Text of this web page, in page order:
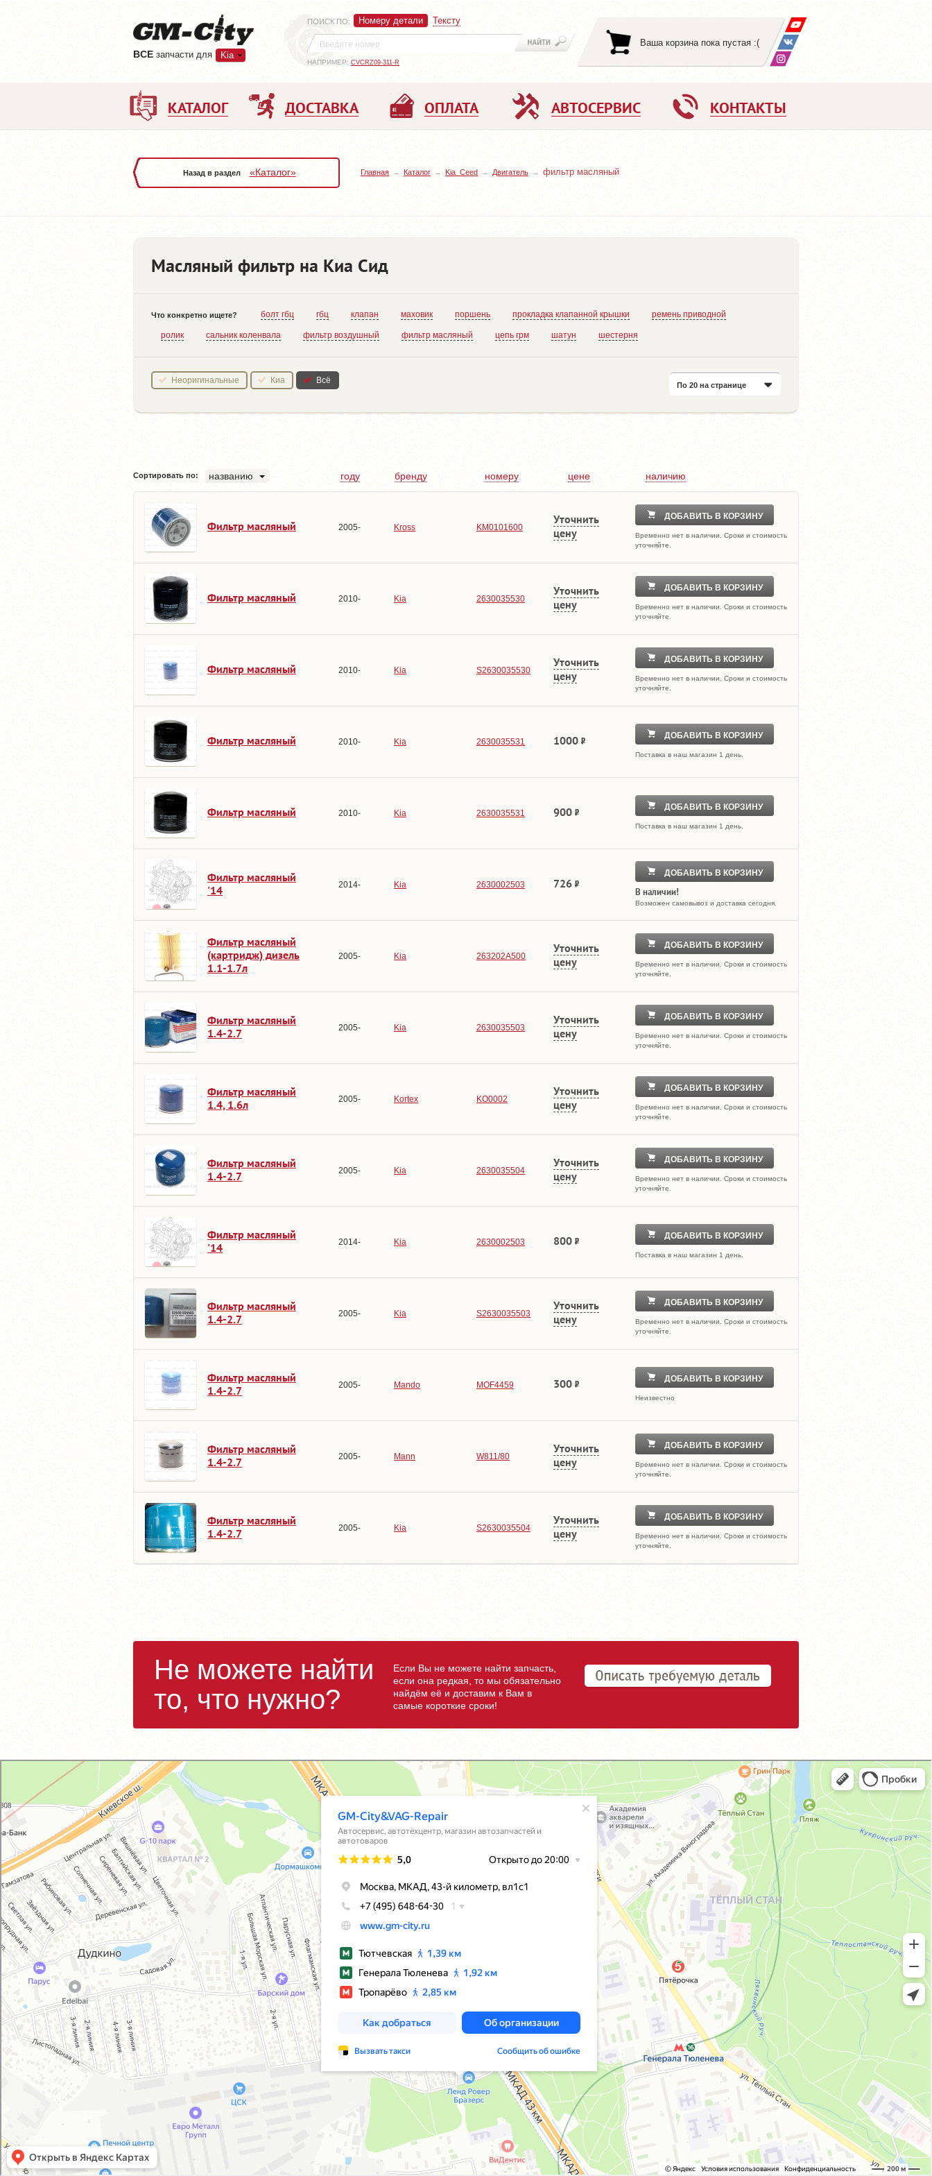
ВCE запчасти для Kia
ПОИСК ПО: Номеру детали Тексту
НАПРИМЕР: CVCRZ09-311-R
Ваша корзина пока пустая :(
КАТАЛОГ ДОСТАВКА ОПЛАТА АВТОСЕРВИС КОНТАКТЫ
Назад в раздел «Каталог» Главная Каталог Kia_Ceed Двигатель фильтр масляный
Масляный фильтр на Киа Сид
Что конкретно ищете? болт гбц гбц клапан маховик поршень прокладка клапанной крышки ремень приводной
ролик сальник коленвала фильтр воздушный фильтр масляный цепь грм шатун шестерня
Неоригинальные Киа Всё По 20 на странице
Сортировать по: названию году бренду номеру цене наличию
Фильтр масляный 2005- Kross KM0101600
Уточнить
цену
ДОБАВИТЬ В КОРЗИНУ
Временно нет в наличии. Сроки и стоимость
уточняйте.
Фильтр масляный 2010- Kia 2630035530
Уточнить
цену
ДОБАВИТЬ В КОРЗИНУ
Временно нет в наличии. Сроки и стоимость
уточняйте.
Фильтр масляный 2010- Kia S2630035530
Уточнить
цену
ДОБАВИТЬ В КОРЗИНУ
Временно нет в наличии. Сроки и стоимость
уточняйте.
Фильтр масляный 2010- Kia 2630035531 1000 ДОБАВИТЬ В КОРЗИНУ
Поставка в наш магазин 1 день.
Фильтр масляный 2010- Kia 2630035531 900 ДОБАВИТЬ В КОРЗИНУ
Поставка в наш магазин 1 день.
Фильтр масляный
'14
2014- Kia 2630002503 726
ДОБАВИТЬ В КОРЗИНУ
В наличии!
Возможен самовывоз и доставка сегодня.
Фильтр масляный
(картридж) дизель
1.1-1.7л
2005- Kia 263202A500
Уточнить
цену
ДОБАВИТЬ В КОРЗИНУ
Временно нет в наличии. Сроки и стоимость
уточняйте.
Фильтр масляный
1.4-2.7
2005- Kia 2630035503
Уточнить
цену
ДОБАВИТЬ В КОРЗИНУ
Временно нет в наличии. Сроки и стоимость
уточняйте.
Фильтр масляный
1.4, 1.6л
2005- Kortex KO0002
Уточнить
цену
ДОБАВИТЬ В КОРЗИНУ
Временно нет в наличии. Сроки и стоимость
уточняйте.
Фильтр масляный
1.4-2.7
2005- Kia 2630035504
Уточнить
цену
ДОБАВИТЬ В КОРЗИНУ
Временно нет в наличии. Сроки и стоимость
уточняйте.
Фильтр масляный
'14
2014- Kia 2630002503 800 ДОБАВИТЬ В КОРЗИНУ
Поставка в наш магазин 1 день.
Фильтр масляный
1.4-2.7
2005- Kia S2630035503
Уточнить
цену
ДОБАВИТЬ В КОРЗИНУ
Временно нет в наличии. Сроки и стоимость
уточняйте.
Фильтр масляный
1.4-2.7
2005- Mando MOF4459 300 ДОБАВИТЬ В КОРЗИНУ
Неизвестно
Фильтр масляный
1.4-2.7
2005- Mann W811/80
Уточнить
цену
ДОБАВИТЬ В КОРЗИНУ
Временно нет в наличии. Сроки и стоимость
уточняйте.
Фильтр масляный
1.4-2.7
2005- Kia S2630035504
Уточнить
цену
ДОБАВИТЬ В КОРЗИНУ
Временно нет в наличии. Сроки и стоимость
уточняйте.
Не можете найти
то, что нужно?
Если Вы не можете найти запчасть,
если она редкая, то мы обязательно
найдём её и доставим к Вам в
самые короткие сроки!
GM-City&VAG-Repair
Автосервис, автотехцентр в Москве
Магазин автозапчастей и автотоваров в Москве